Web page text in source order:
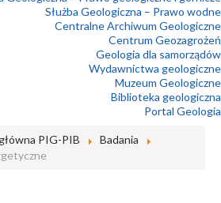
Służba Geologiczna – Prawo wodne
Centralne Archiwum Geologiczne
Centrum Geozagrożeń
Geologia dla samorządów
Wydawnictwa geologiczne
Muzeum Geologiczne
Biblioteka geologiczna
Portal Geologia
PIG-PIB
Badania